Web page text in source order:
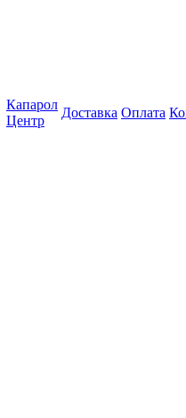
Капарол
Центр
Доставка Оплата